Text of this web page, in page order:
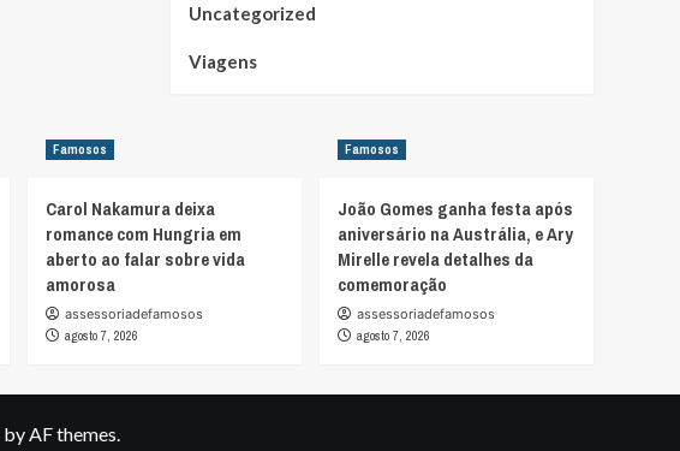
Uncategorized
Viagens
Famosos
Carol Nakamura deixa
romance com Hungria em
aberto ao falar sobre vida
amorosa
assessoriadefamosos
agosto 7, 2026
Famosos
João Gomes ganha festa após
aniversário na Austrália, e Ary
Mirelle revela detalhes da
comemoração
assessoriadefamosos
agosto 7, 2026
by AF themes.